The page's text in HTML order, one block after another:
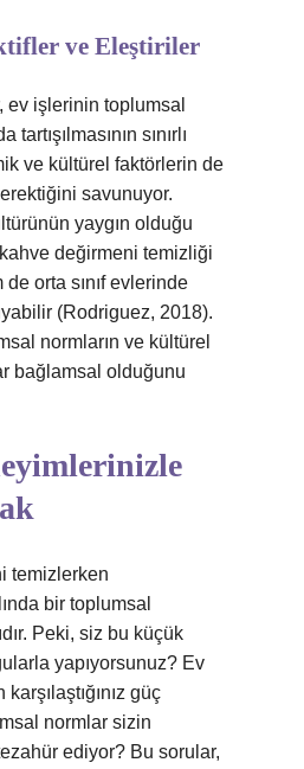
ve Eleştiriler
ev işlerinin toplumsal
sınırlı
ve kültürel faktörlerin de
savunuyor.
yaygın olduğu
değirmeni temizliği
de orta sınıf evlerinde
(Rodriguez, 2018).
normların ve kültürel
bağlamsal olduğunu
temizlerken
bir toplumsal
Peki, siz bu küçük
yapıyorsunuz? Ev
güç
normlar sizin
ediyor? Bu sorular,